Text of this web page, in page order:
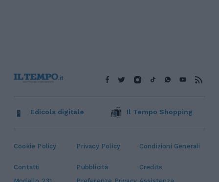
Cookie Policy Privacy Policy Condizioni Generali
Contatti Pubblicità
Credits
Edicola digitale Il Tempo Shopping